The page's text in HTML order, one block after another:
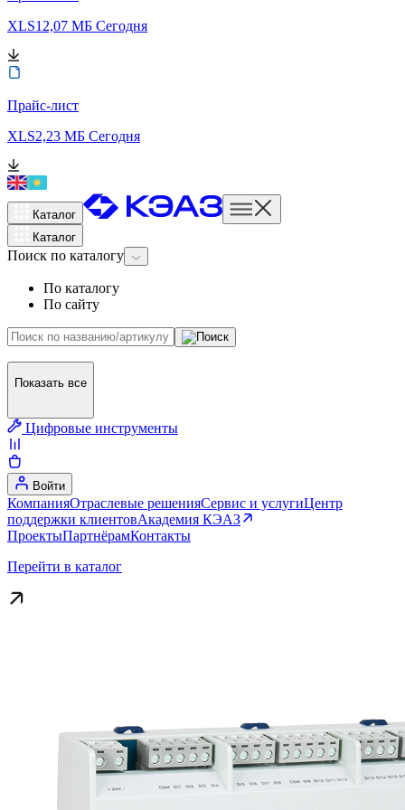
XLS12,07 МБ Сегодня
Прайс-лист
XLS2,23 МБ Сегодня
Каталог
Каталог
Поиск по каталогу
По каталогу
По сайту
Показать все
Цифровые инструменты
Войти
КомпанияОтраслевые решенияСервис и услугиЦентр
поддержки клиентовАкадемия КЭАЗ
ПроектыПартнёрамКонтакты
Перейти в каталог